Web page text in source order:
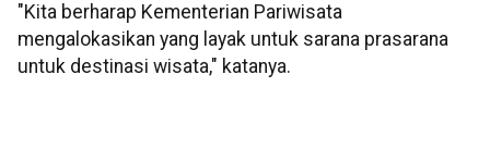
"Kita berharap Kementerian Pariwisata
mengalokasikan yang layak untuk sarana prasarana
untuk destinasi wisata," katanya.